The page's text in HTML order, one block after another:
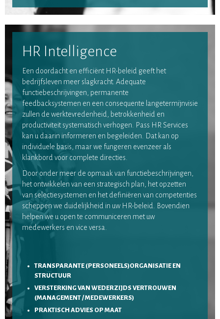
HR Intelligence
Een doordacht en efficiënt HR-beleid geeft het
bedrijfsleven meer slagkracht. Adequate
functiebeschrijvingen, permanente
feedbacksystemen en een consequente langetermijnvisie
zullen de werktevredenheid, betrokkenheid en
productiviteit systematisch verhogen. Pass HR Services
kan u daarin informeren en begeleiden. Dat kan op
individuele basis, maar we fungeren evenzeer als
klankbord voor complete directies.
Door onder meer de opmaak van functiebeschrijvingen,
het ontwikkelen van een strategisch plan, het opzetten
van selectiesystemen en het definiëren van competenties
scheppen we duidelijkheid in uw HR-beleid. Bovendien
helpen we u open te communiceren met uw
medewerkers en vice versa.
TRANSPARANTE (PERSONEELS)ORGANISATIE EN
STRUCTUUR
VERSTERKING VAN WEDERZIJDS VERTROUWEN
(MANAGEMENT / MEDEWERKERS)
PRAKTISCH ADVIES OP MAAT